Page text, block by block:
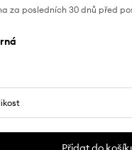
za posledních 30 dnů před